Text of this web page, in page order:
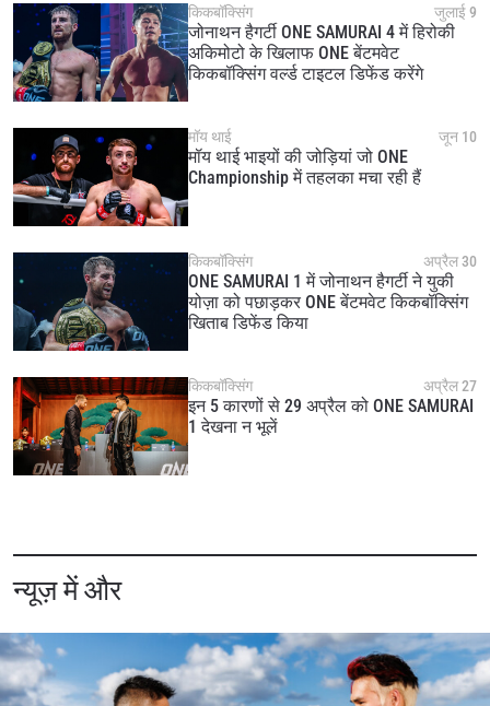
किकबॉक्सिंग जुलाई 9
जोनाथन हैगर्टी ONE SAMURAI 4 में हिरोकी
अकिमोटो के खिलाफ ONE बेंटमवेट
किकबॉक्सिंग वर्ल्ड टाइटल डिफेंड करेंगे
मॉय थाई जून 10
मॉय थाई भाइयों की जोड़ियां जो ONE
Championship में तहलका मचा रही हैं
किकबॉक्सिंग अप्रैल 30
ONE SAMURAI 1 में जोनाथन हैगर्टी ने युकी
योज़ा को पछाड़कर ONE बेंटमवेट किकबॉक्सिंग
खिताब डिफेंड किया
किकबॉक्सिंग अप्रैल 27
इन 5 कारणों से 29 अप्रैल को ONE SAMURAI
1 देखना न भूलें
न्यूज़ में और
प्रतिद्वंद्वी
Take ONE Championship wherever you go! Sign up now
to gain access to latest news, unlock special offers
events.
ईमेल